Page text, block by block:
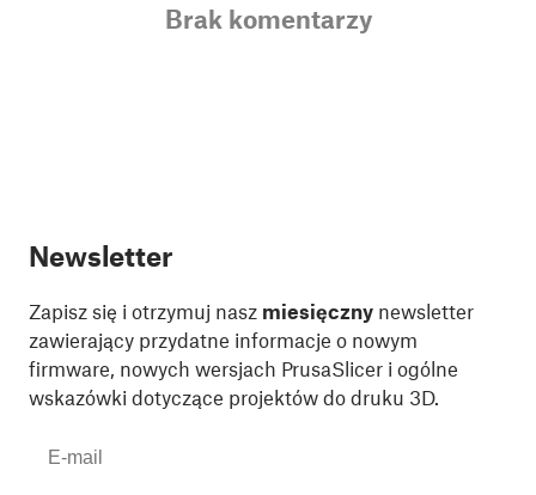
Brak komentarzy
Newsletter
Zapisz się i otrzymuj nasz miesięczny newsletter
zawierający przydatne informacje o nowym
firmware, nowych wersjach PrusaSlicer i ogólne
wskazówki dotyczące projektów do druku 3D.